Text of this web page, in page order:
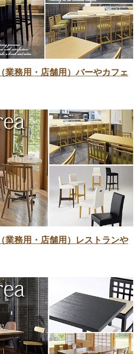
業務用・店舗用）バーやカフェ
業務用・店舗用）レストランや